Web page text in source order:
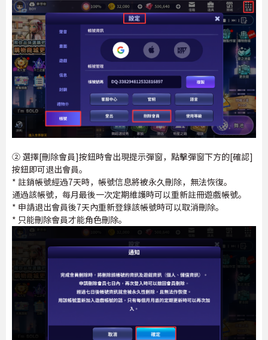
② 選擇[刪除會員]按鈕時會出現提示彈窗，點擊彈窗下方的[確認]
按鈕即可退出會員。
* 註銷帳號經過7天時，帳號信息將被永久刪除，無法恢復。
通過該帳號，每月最後一次定期維護時可以重新註冊遊戲帳號。
* 申請退出會員後7天內重新登錄該帳號時可以取消刪除。
* 只能刪除會員才能角色刪除。